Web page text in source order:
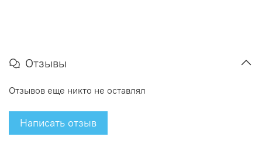
Отзывы
Отзывов еще никто не оставлял
Написать отзыв